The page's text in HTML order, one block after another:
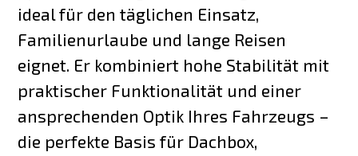
ideal für den täglichen Einsatz,
Familienurlaube und lange Reisen
eignet. Er kombiniert hohe Stabilität mit
praktischer Funktionalität und einer
ansprechenden Optik Ihres Fahrzeugs –
die perfekte Basis für Dachbox,